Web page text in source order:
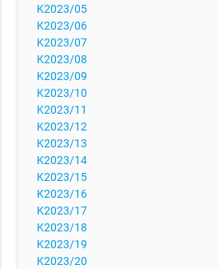
K2023/05
K2023/06
K2023/07
K2023/08
K2023/09
K2023/10
K2023/11
K2023/12
K2023/13
K2023/14
K2023/15
K2023/16
K2023/17
K2023/18
K2023/19
K2023/20